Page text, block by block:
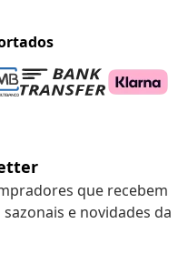
que recebem
e novidades da